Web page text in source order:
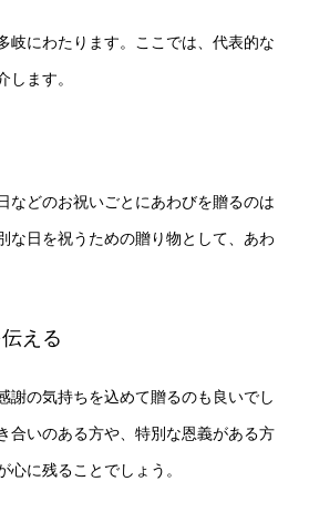
岐にわたります。ここでは、代表的な
します。
などのお祝いごとにあわびを贈るのは
な日を祝うための贈り物として、あわ
える
謝の気持ちを込めて贈るのも良いでし
合いのある方や、特別な恩義がある方
心に残ることでしょう。